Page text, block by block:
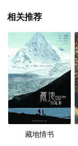
相关推荐
藏地情书